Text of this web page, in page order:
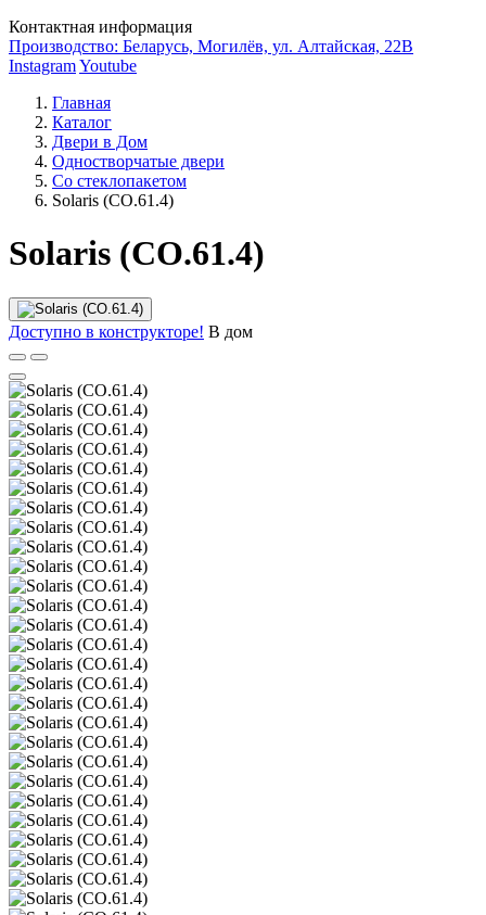
Контактная информация
Производство: Беларусь, Могилёв, ул. Алтайская, 22В
InstagramYoutube
Главная
Каталог
Двери в Дом
Одностворчатые двери
Со стеклопакетом
Solaris (СО.61.4)
Solaris (СО.61.4)
Доступно в конструкторе! В дом